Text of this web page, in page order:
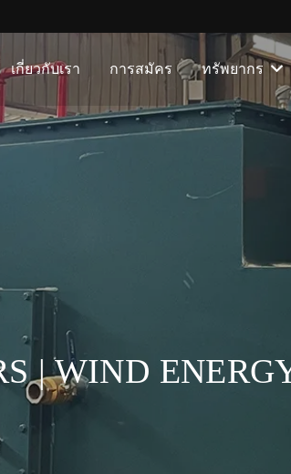
เกี่ยวกับเรา การสมัคร ทรัพยากร
| WIND